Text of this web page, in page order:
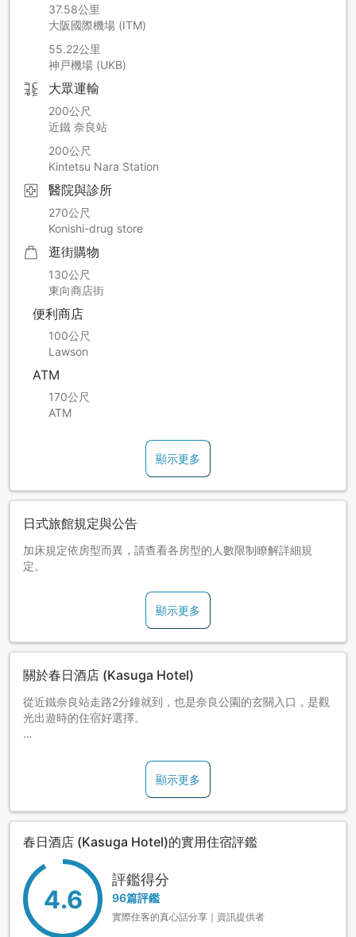
37.58公里
大阪國際機場 (ITM)
55.22公里
神戸機場 (UKB)
大眾運輸
200公尺
近鐵 奈良站
200公尺
Kintetsu Nara Station
醫院與診所
270公尺
Konishi-drug store
逛街購物
130公尺
東向商店街
便利商店
100公尺
Lawson
ATM
170公尺
ATM
顯示更多
日式旅館規定與公告
加床規定依房型而異，請查看各房型的人數限制瞭解詳細規
定。
顯示更多
關於春日酒店 (Kasuga Hotel)
從近鐵奈良站走路2分鐘就到，也是奈良公園的玄關入口，是觀
光出遊時的住宿好選擇。
除了可於附設露天風呂的大浴場盡情享受泡湯樂趣外，還可品
嚐當旬食材美味會席料理。
顯示更多
春日酒店 (Kasuga Hotel)的實用住宿評鑑
4.6
評鑑得分
96篇評鑑
實際住客的真心話分享｜資訊提供者